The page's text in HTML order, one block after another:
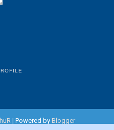
| Powered by Blogger